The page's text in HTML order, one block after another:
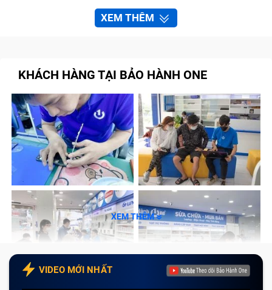
XEM THÊM
KHÁCH HÀNG TẠI BẢO HÀNH ONE
XEM THÊM
VIDEO MỚI NHẤT